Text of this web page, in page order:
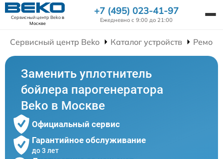
Сервисный центр Bekoв
Москве
+7 (495) 023-41-97
Ежедневно с 9:00 до 21:00
Сервисный центр Beko Каталог устройств
Заменить уплотнитель
бойлера парогенератора
Beko в Москве
Официальный сервис
Гарантийное обслуживание
до 3 лет